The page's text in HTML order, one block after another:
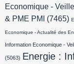
Economique -
& PME PMI
(7465)
Economique - Actualité des
Information Economique -
(5063) Energie :